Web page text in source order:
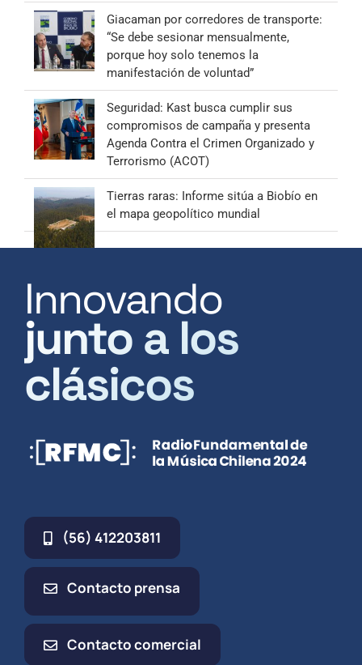
Giacaman por corredores de transporte:
“Se debe sesionar mensualmente,
porque hoy solo tenemos la
manifestación de voluntad”
Seguridad: Kast busca cumplir sus
compromisos de campaña y presenta
Agenda Contra el Crimen Organizado y
Terrorismo (ACOT)
Tierras raras: Informe sitúa a Biobío en
el mapa geopolítico mundial
Innovando
junto a los
clásicos
(56) 412203811
Contacto prensa
Contacto comercial